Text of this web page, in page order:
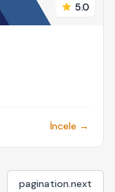
5.0
İncele →
pagination.next